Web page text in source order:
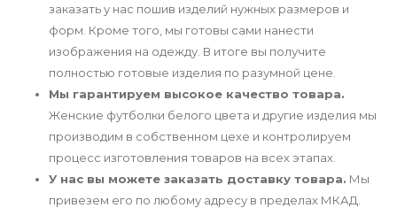
заказать у нас пошив изделий нужных размеров и
форм. Кроме того, мы готовы сами нанести
изображения на одежду. В итоге вы получите
полностью готовые изделия по разумной цене.
Мы гарантируем высокое качество товара.
Женские футболки белого цвета и другие изделия мы
производим в собственном цехе и контролируем
процесс изготовления товаров на всех этапах.
У нас вы можете заказать доставку товара. Мы
привезем его по любому адресу в пределах МКАД.